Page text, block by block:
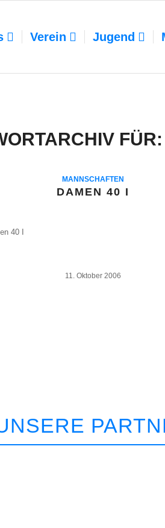
Verein Jugend
FÜR:
MANNSCHAFTEN
DAMEN 40 I
40 I
11. Oktober 2006